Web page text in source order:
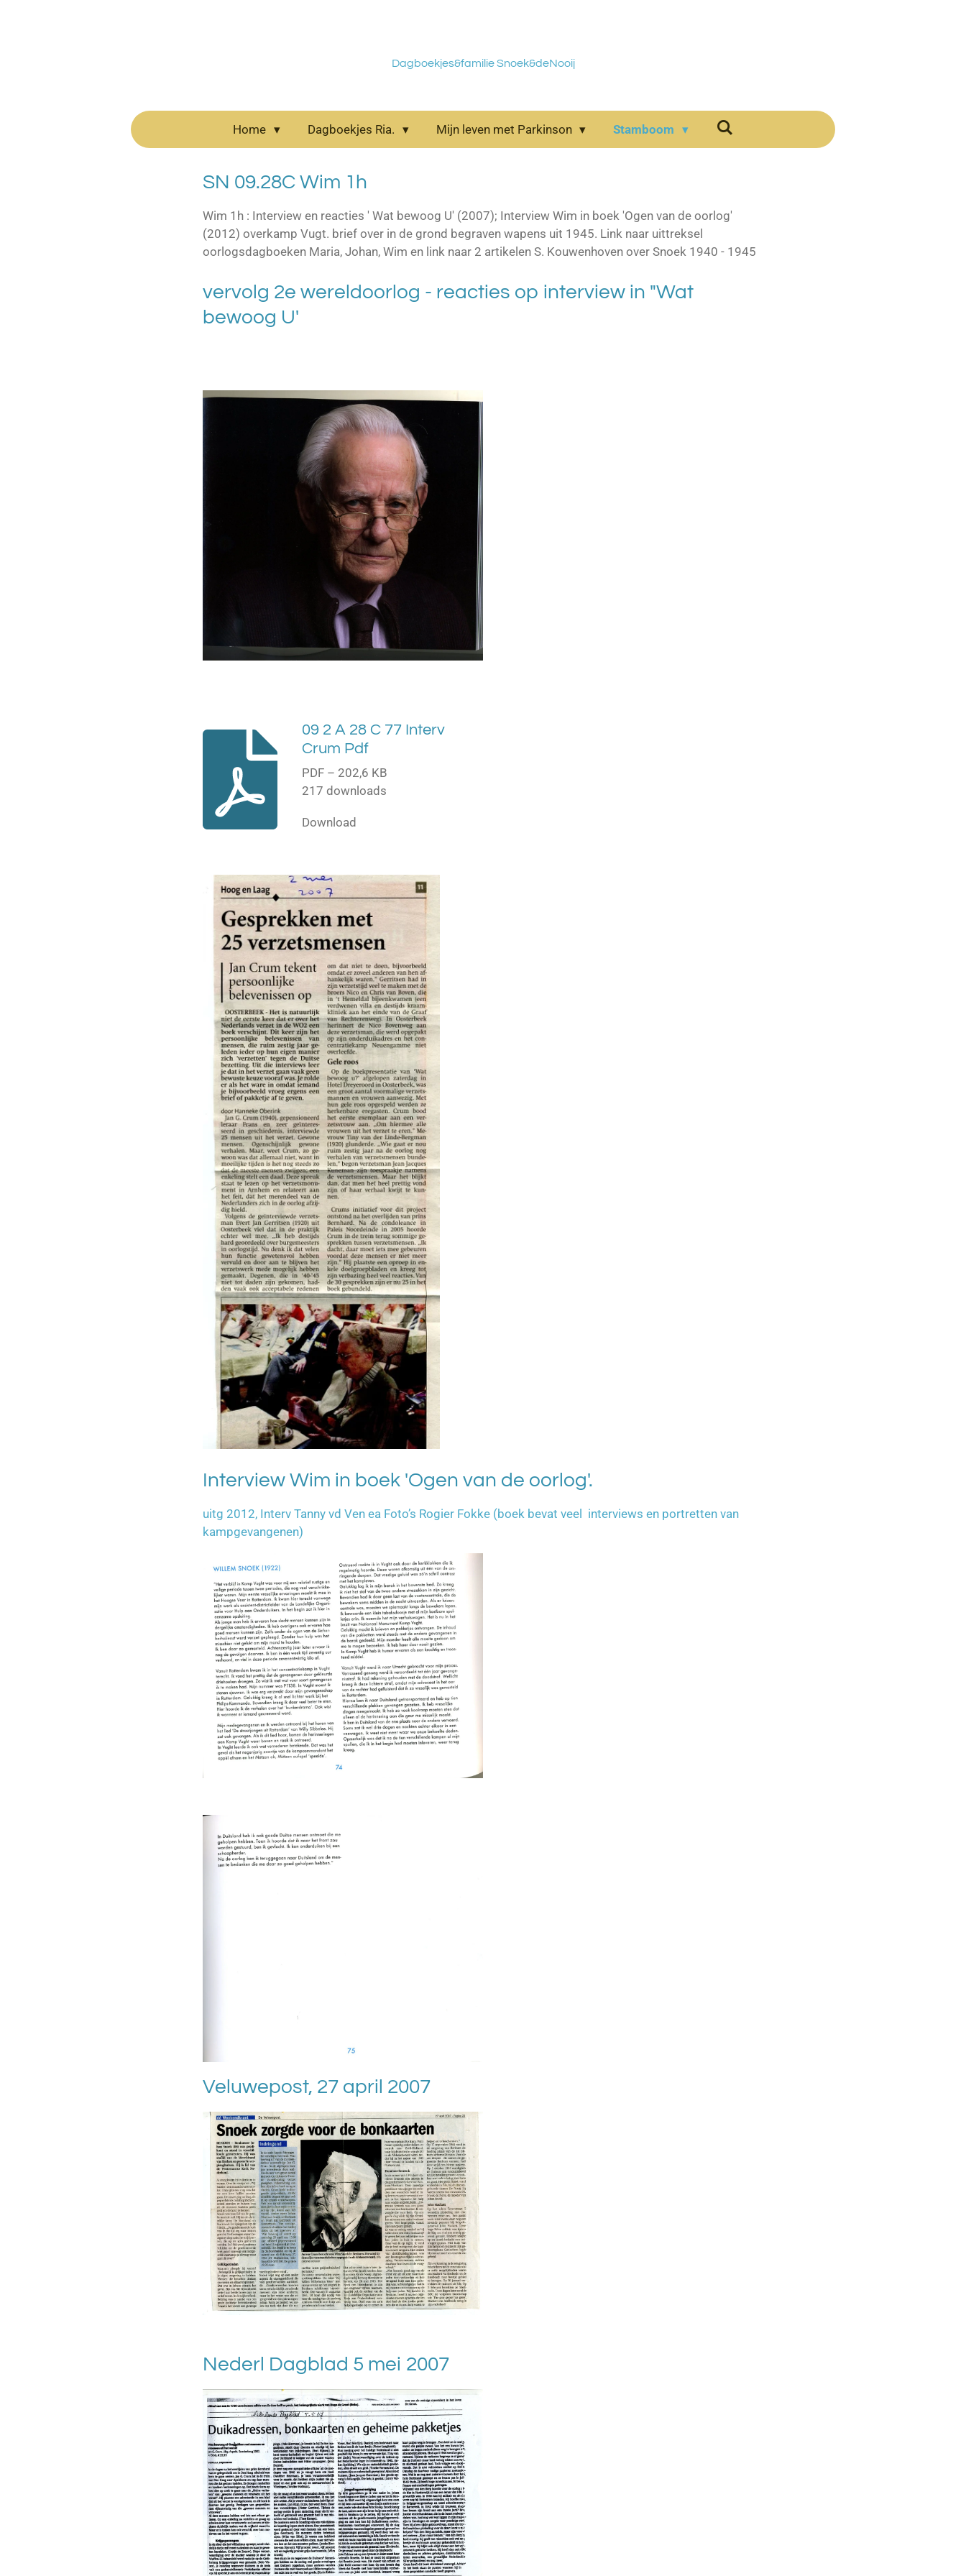
Dagboekjes&familie Snoek&deNooij
Home Dagboekjes Ria. Mijn leven met Parkinson Stamboom
SN 09.28C Wim 1h
Wim 1h : Interview en reacties ' Wat bewoog U' (2007); Interview Wim in boek 'Ogen van de oorlog'
(2012) overkamp Vugt. brief over in de grond begraven wapens uit 1945. Link naar uittreksel
oorlogsdagboeken Maria, Johan, Wim en link naar 2 artikelen S. Kouwenhoven over Snoek 1940 - 1945
vervolg 2e wereldoorlog - reacties op interview in "Wat
bewoog U'
09 2 A 28 C 77 Interv
Crum Pdf
PDF – 202,6 KB
217 downloads
Download
Interview Wim in boek 'Ogen van de oorlog'.
uitg 2012, Interv Tanny vd Ven ea Foto’s Rogier Fokke (boek bevat veel interviews en portretten van
kampgevangenen)
Veluwepost, 27 april 2007
Nederl Dagblad 5 mei 2007